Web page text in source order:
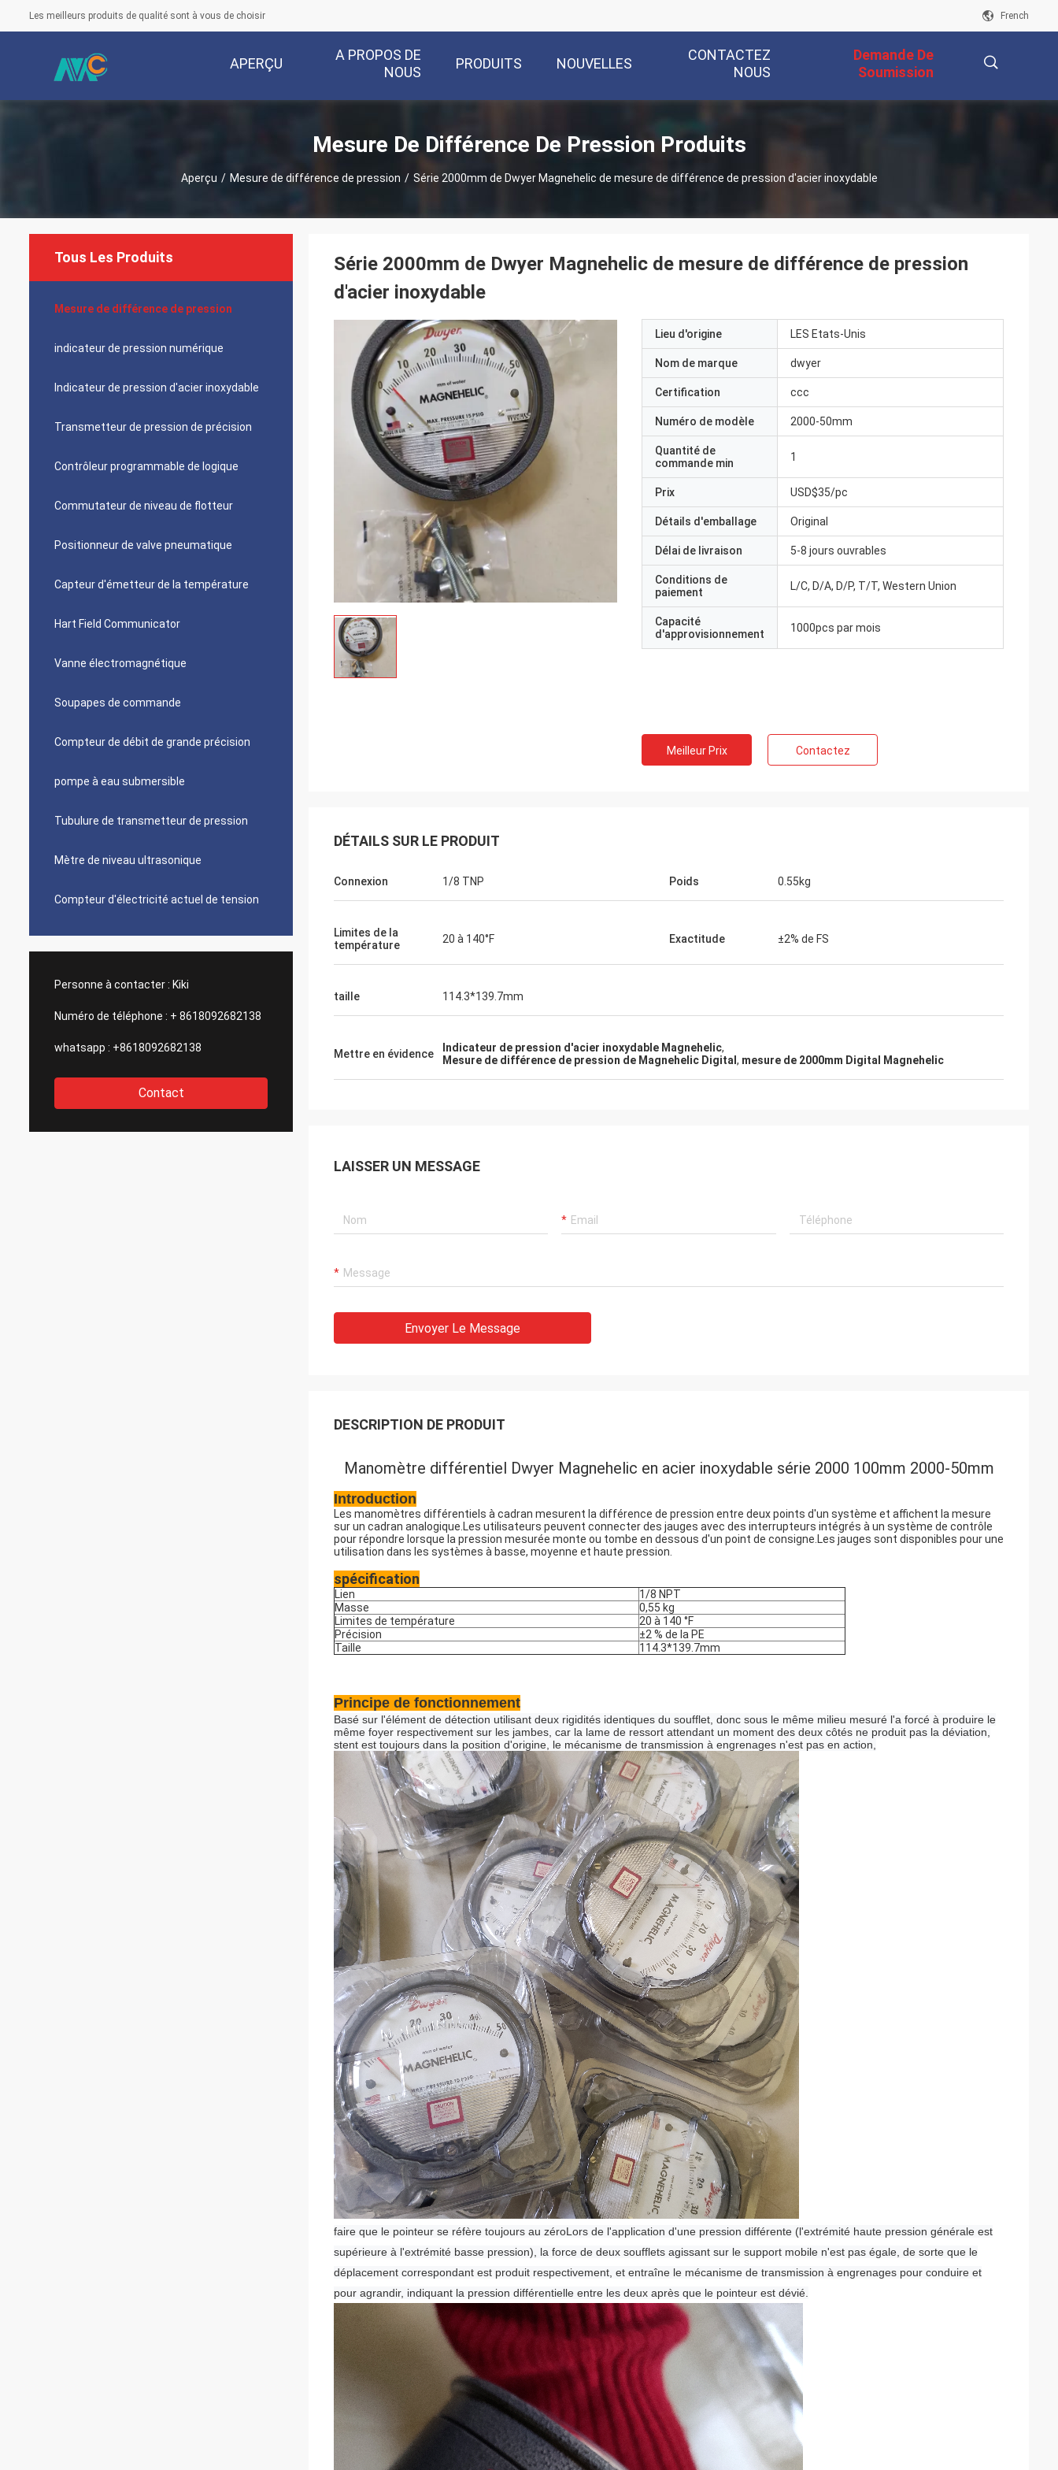
Les meilleurs produits de qualité sont à vous de choisir French
APERÇU
A PROPOS DE
NOUS
PRODUITS NOUVELLES
CONTACTEZ
NOUS
Demande De
Soumission
Mesure De Différence De Pression Produits
Aperçu / Mesure de différence de pression / Série 2000mm de Dwyer Magnehelic de mesure de différence de pression d'acier inoxydable
Tous Les Produits
Mesure de différence de pression
indicateur de pression numérique
Indicateur de pression d'acier inoxydable
Transmetteur de pression de précision
Contrôleur programmable de logique
Commutateur de niveau de flotteur
Positionneur de valve pneumatique
Capteur d'émetteur de la température
Hart Field Communicator
Vanne électromagnétique
Soupapes de commande
Compteur de débit de grande précision
pompe à eau submersible
Tubulure de transmetteur de pression
Mètre de niveau ultrasonique
Compteur d'électricité actuel de tension
Personne à contacter : Kiki
Numéro de téléphone : + 8618092682138
whatsapp : +8618092682138
Contact
Série 2000mm de Dwyer Magnehelic de mesure de différence de pression
d'acier inoxydable
Lieu d'origine LES Etats-Unis
Nom de marque dwyer
Certification ccc
Numéro de modèle 2000-50mm
Quantité de
commande min
1
Prix USD$35/pc
Détails d'emballage Original
Délai de livraison 5-8 jours ouvrables
Conditions de
paiement
L/C, D/A, D/P, T/T, Western Union
Capacité
d'approvisionnement
1000pcs par mois
Meilleur Prix Contactez
DÉTAILS SUR LE PRODUIT
Connexion 1/8 TNP Poids 0.55kg
Limites de la
température
20 à 140°F Exactitude ±2% de FS
taille 114.3*139.7mm
Mettre en évidence Indicateur de pression d'acier inoxydable Magnehelic,
Mesure de différence de pression de Magnehelic Digital , mesure de 2000mm Digital Magnehelic
LAISSER UN MESSAGE
Envoyer Le Message
DESCRIPTION DE PRODUIT
Manomètre différentiel Dwyer Magnehelic en acier inoxydable série 2000 100mm 2000-50mm
Introduction
Les manomètres différentiels à cadran mesurent la différence de pression entre deux points d'un système et affichent la mesure
sur un cadran analogique.Les utilisateurs peuvent connecter des jauges avec des interrupteurs intégrés à un système de contrôle
pour répondre lorsque la pression mesurée monte ou tombe en dessous d'un point de consigne.Les jauges sont disponibles pour une
utilisation dans les systèmes à basse, moyenne et haute pression.
spécification
Lien
1/8 NPT
Masse
0,55 kg
Limites de température
20 à 140 °F
Précision
±2 % de la PE
Taille
114.3*139.7mm
Principe de fonctionnement
Basé sur l'élément de détection utilisant deux rigidités identiques du soufflet, donc sous le même milieu mesuré l'a forcé à produire le
même foyer respectivement sur les jambes, car la lame de ressort attendant un moment des deux côtés ne produit pas la déviation,
stent est toujours dans la position d'origine, le mécanisme de transmission à engrenages n'est pas en action,
faire que le pointeur se réfère toujours au zéroLors de l'application d'une pression différente (l'extrémité haute pression générale est
supérieure à l'extrémité basse pression), la force de deux soufflets agissant sur le support mobile n'est pas égale, de sorte que le
déplacement correspondant est produit respectivement, et entraîne le mécanisme de transmission à engrenages pour conduire et
pour agrandir, indiquant la pression différentielle entre les deux après que le pointeur est dévié.